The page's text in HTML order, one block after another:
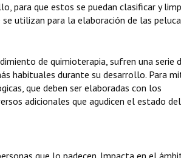
para que estos se puedan clasificar y
utilizan para la elaboración de las
de quimioterapia, sufren una serie
habituales durante su desarrollo. Para
que deben ser elaboradas con los
adicionales que agudicen el estado del
que lo padecen. Impacta en el